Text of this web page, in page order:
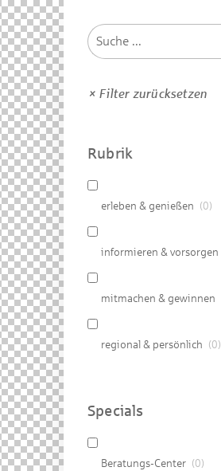
× Filter zurücksetzen
Rubrik
erleben & genießen (0)
informieren & vorsorgen
mitmachen & gewinnen
regional & persönlich (0)
Specials
Beratungs-Center (0)